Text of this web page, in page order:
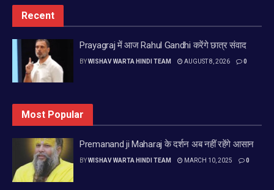
Recent
Prayagraj में आज Rahul Gandhi करेंगे छात्र संवाद
BYWISHAV WARTA HINDI TEAM AUGUST 8, 2026 0
Most Popular
Premanand ji Maharaj के दर्शन अब नहीं रहेंगे आसान
BYWISHAV WARTA HINDI TEAM MARCH 10, 2025 0